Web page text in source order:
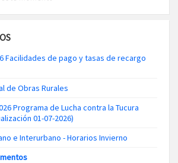
Facilidades de pago y tasas de recargo
de Obras Rurales
Programa de Lucha contra la Tucura
01-07-2026)
e Interurbano - Horarios Invierno